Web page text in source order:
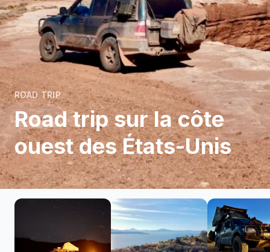
ROAD TRIP
Road trip sur la côte
ouest des États-Unis